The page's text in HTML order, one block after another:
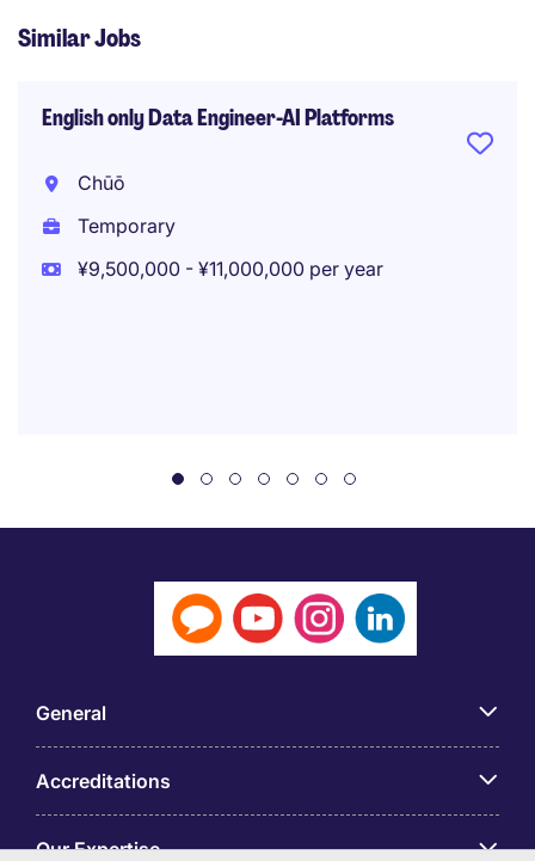
Similar Jobs
English only Data Engineer-AI Platforms
Chūō
Temporary
¥9,500,000 - ¥11,000,000 per year
General
Accreditations
Our Expertise